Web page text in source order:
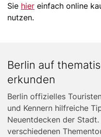
Sie hier einfach online
nutzen.
reference
Text
Left
Berlin auf
erkunden
Berlin offizielles
und Kennern hilfreiche
Neuentdecken der
verschiedenen